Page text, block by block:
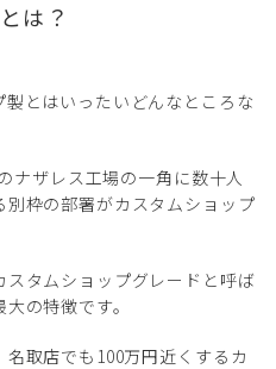
は？
とはいったいどんなところな
ナザレス工場の一角に数十人
枠の部署がカスタムショップ
タムショップグレードと呼ば
の特徴です。
取店でも100万円近くするカ